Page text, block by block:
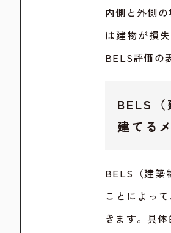
内側と外側
は建物が損
BELS評価の
BELS
建てる
BELS（建築
ことによっ
きます。具